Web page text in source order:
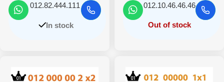
012.10.46.46.46
Out of stock
012.82.444.111
In stock